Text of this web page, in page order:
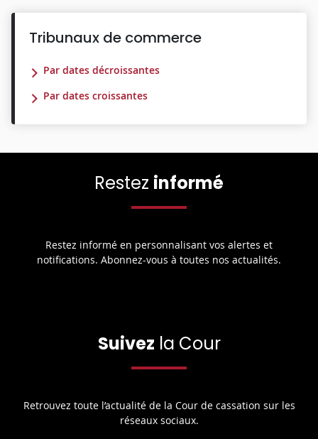
Tribunaux de commerce
Par dates décroissantes
Par dates croissantes
Restez informé
Restez informé en personnalisant vos alertes et
notifications. Abonnez-vous à toutes nos actualités.
Suivez la Cour
Retrouvez toute l’actualité de la Cour de cassation sur les
réseaux sociaux.